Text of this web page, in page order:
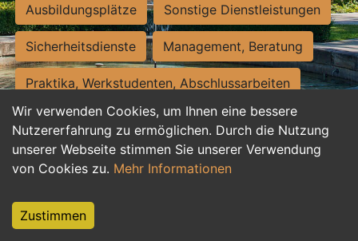
Wir verwenden Cookies, um Ihnen eine bessere
Nutzererfahrung zu ermöglichen. Durch die Nutzung
unserer Webseite stimmen Sie unserer Verwendung
von Cookies zu. Mehr Informationen
Zustimmen
Ausbildungsplätze Sonstige Dienstleistungen
Sicherheitsdienste Management, Beratung
Praktika, Werkstudenten, Abschlussarbeiten
Personalwesen Assistenz, Sekretariat
Hilfskräfte, Aushilfs- und Nebenjobs
Weiterbildung, Studium, duale Ausbildung